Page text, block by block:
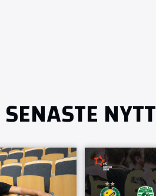
SENASTE NYTT